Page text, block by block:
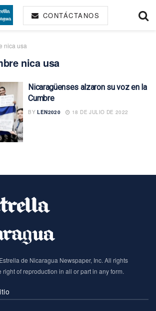
CONTÁCTANOS
nica usa
nica usa
Nicaragüenses alzaron su voz en la
Cumbre
BY LEN2020 18 DE JULIO DE 2022
de Nicaragua Newspaper, Inc. All rights
of reproduction in all or part in any form.